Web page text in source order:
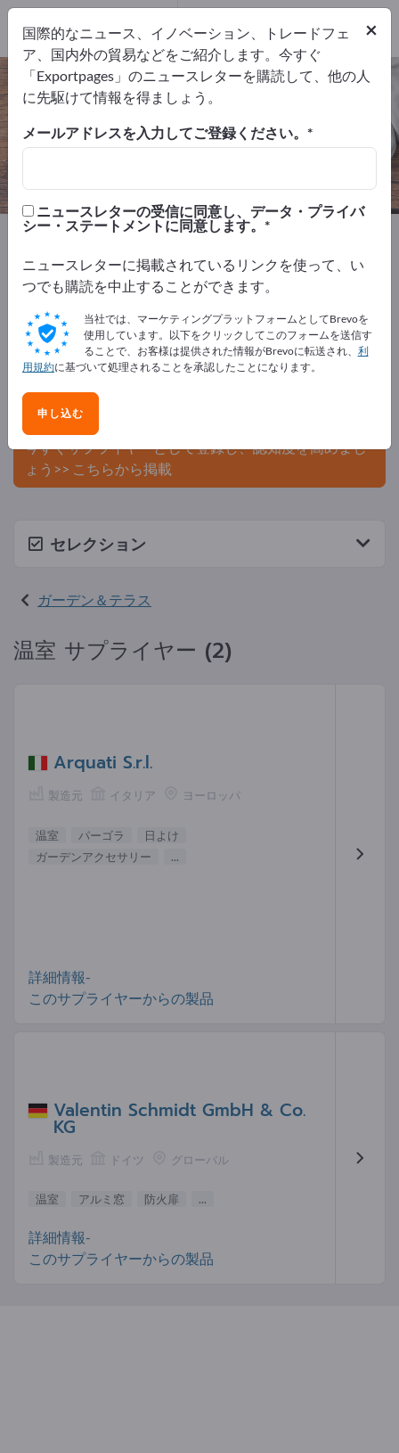
温室 – メーカーとサプライヤーを検
索
輸出業者2
メーカー
Exportpages
家庭用品＆インテリア
ガーデン＆テラス
温室
Exportpagesで無料で広告を掲載！
ニーズ – オファー – 中古品 – ビジネスコンタクト >> こ
こから始める
Exportpagesで貴社と製品を掲載し
ましょう。
今すぐサプライヤーとして登録し、認知度を高めまし
ょう>> こちらから掲載
セレクション
ガーデン＆テラス
温室 サプライヤー (2)
Arquati S.r.l.
製造元 イタリア ヨーロッパ
温室 パーゴラ
日よけ
ガーデンアクセサリー
...
詳細情報-
このサプライヤーからの製品
Valentin Schmidt GmbH & Co.
KG
製造元 ドイツ グローバル
温室 アルミ窓 防火扉 ...
詳細情報-
このサプライヤーからの製品
×
国際的なニュース、イノベーション、トレードフェ
ア、国内外の貿易などをご紹介します。今すぐ
「Exportpages」のニュースレターを購読して、他の人
に先駆けて情報を得ましょう。
メールアドレスを入力してご登録ください。
ニュースレターの受信に同意し、データ・プライバ
シー・ステートメントに同意します。
ニュースレターに掲載されているリンクを使って、い
つでも購読を中止することができます。
当社では、マーケティングプラットフォームとしてBrevoを
使用しています。以下をクリックしてこのフォームを送信す
ることで、お客様は提供された情報がBrevoに転送され、 利
用規約に基づいて処理されることを承認したことになります。
申し込む